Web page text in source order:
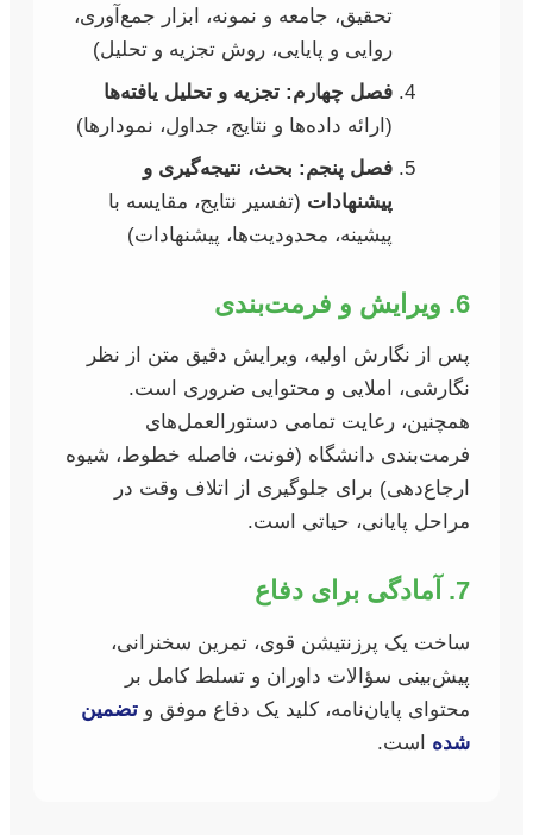
تحقیق، جامعه و نمونه، ابزار جمع‌آوری،
روایی و پایایی، روش تجزیه و تحلیل)
فصل چهارم: تجزیه و تحلیل یافته‌ها
(ارائه داده‌ها و نتایج، جداول، نمودارها)
فصل پنجم: بحث، نتیجه‌گیری و
پیشنهادات (تفسیر نتایج، مقایسه با
پیشینه، محدودیت‌ها، پیشنهادات)
6. ویرایش و فرمت‌بندی
پس از نگارش اولیه، ویرایش دقیق متن از نظر
نگارشی، املایی و محتوایی ضروری است.
همچنین، رعایت تمامی دستورالعمل‌های
فرمت‌بندی دانشگاه (فونت، فاصله خطوط، شیوه
ارجاع‌دهی) برای جلوگیری از اتلاف وقت در
مراحل پایانی، حیاتی است.
7. آمادگی برای دفاع
ساخت یک پرزنتیشن قوی، تمرین سخنرانی،
پیش‌بینی سؤالات داوران و تسلط کامل بر
محتوای پایان‌نامه، کلید یک دفاع موفق و تضمین
شده است.